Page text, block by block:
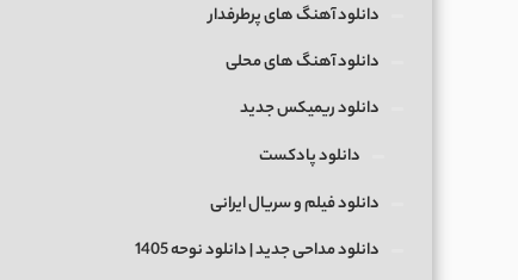
دانلود آهنگ های پرطرفدار
دانلود آهنگ های محلی
دانلود ریمیکس جدید
دانلود پادکست
دانلود فیلم و سریال ایرانی
دانلود مداحی جدید | دانلود نوحه 1405